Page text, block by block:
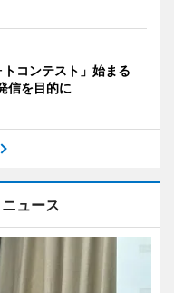
トコンテスト」始まる
信を目的に
ュース